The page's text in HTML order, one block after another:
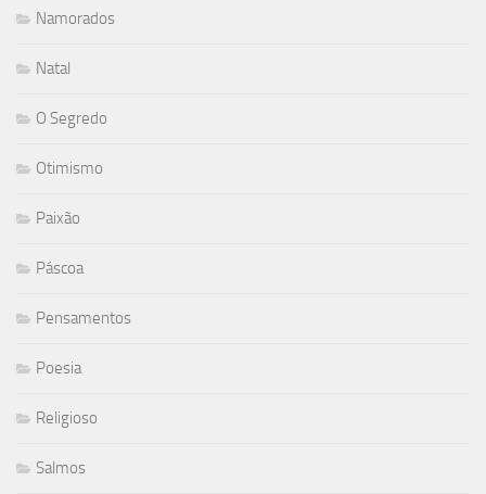
Namorados
Natal
O Segredo
Otimismo
Paixão
Páscoa
Pensamentos
Poesia
Religioso
Salmos